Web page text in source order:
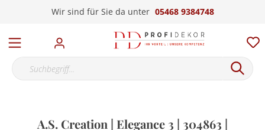
Wir sind für Sie da unter 05468 9384748
A.S. Creation | Elegance 3 | 304863 |